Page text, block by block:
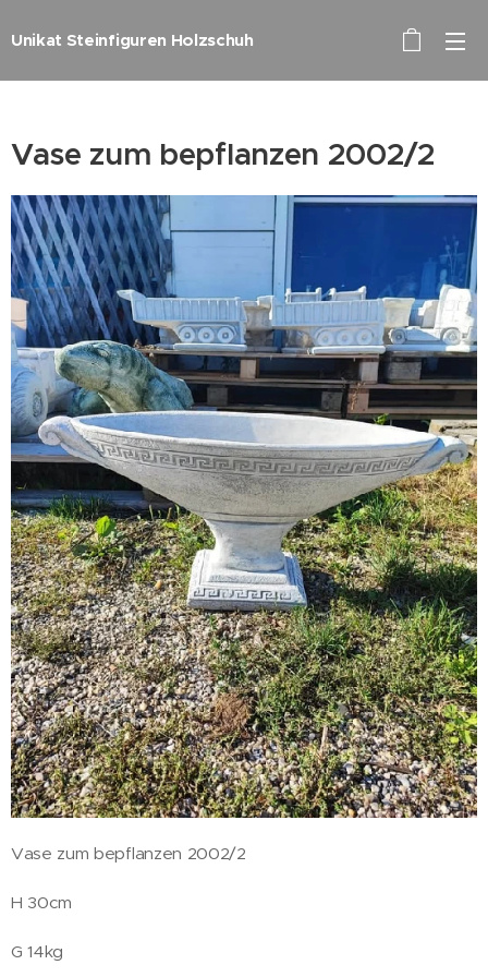
Unikat Steinfiguren Holzschuh
Vase zum bepflanzen 2002/2
Vase zum bepflanzen 2002/2
H 30cm
G 14kg